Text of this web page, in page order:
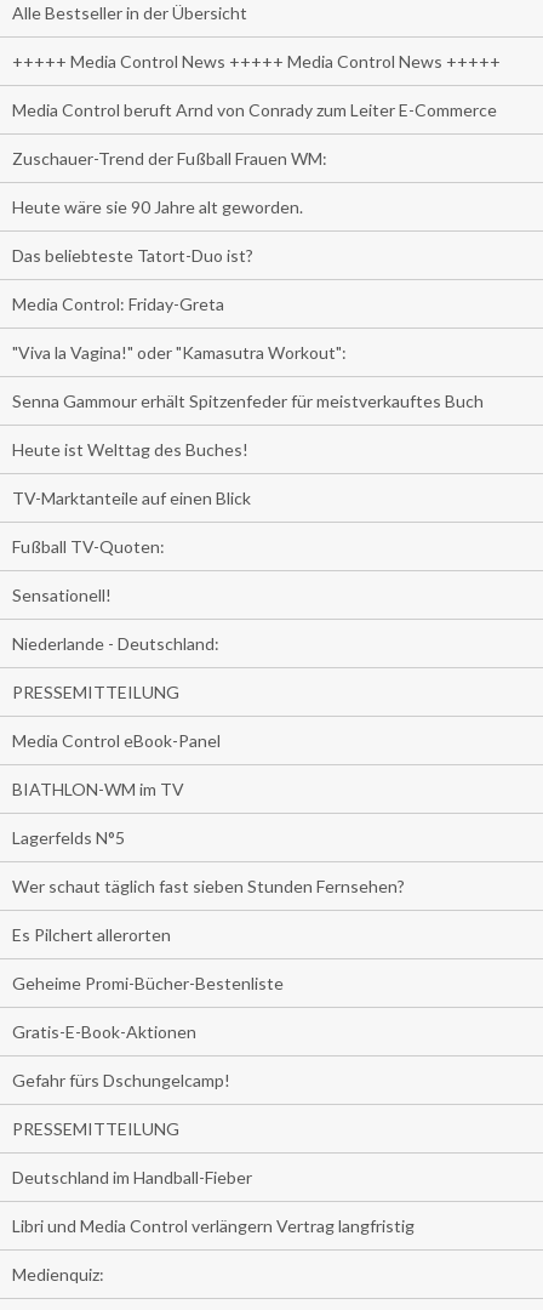
Alle Bestseller in der Übersicht
+++++ Media Control News +++++ Media Control News +++++
Media Control beruft Arnd von Conrady zum Leiter E-Commerce
Zuschauer-Trend der Fußball Frauen WM:
Heute wäre sie 90 Jahre alt geworden.
Das beliebteste Tatort-Duo ist?
Media Control: Friday-Greta
"Viva la Vagina!" oder "Kamasutra Workout":
Senna Gammour erhält Spitzenfeder für meistverkauftes Buch
Heute ist Welttag des Buches!
TV-Marktanteile auf einen Blick
Fußball TV-Quoten:
Sensationell!
Niederlande - Deutschland:
PRESSEMITTEILUNG
Media Control eBook-Panel
BIATHLON-WM im TV
Lagerfelds N°5
Wer schaut täglich fast sieben Stunden Fernsehen?
Es Pilchert allerorten
Geheime Promi-Bücher-Bestenliste
Gratis-E-Book-Aktionen
Gefahr fürs Dschungelcamp!
PRESSEMITTEILUNG
Deutschland im Handball-Fieber
Libri und Media Control verlängern Vertrag langfristig
Medienquiz: